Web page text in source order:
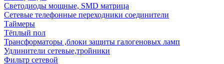
Светодиоды мощные, SMD матрица
Сетевые телефонные переходники соединители
Таймеры
Тёплый пол
Трансформаторы ,блоки защиты галогеновых ламп
Удлинители сетевые,тройники
Фильтр сетевой